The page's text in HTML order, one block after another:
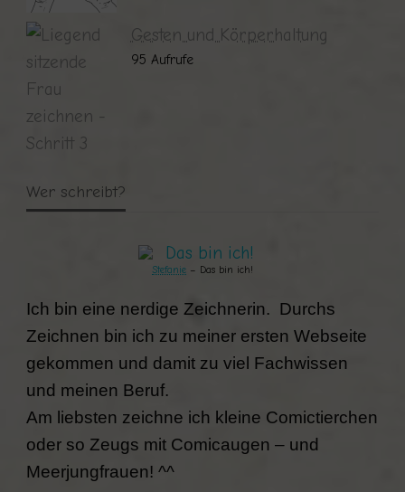
Gesten und Körperhaltung
95 Aufrufe
Wer schreibt?
Stefanie – Das bin ich!
Ich bin eine nerdige Zeichnerin. Durchs
Zeichnen bin ich zu meiner ersten Webseite
gekommen und damit zu viel Fachwissen
und meinen Beruf.
Am liebsten zeichne ich kleine Comictierchen
oder so Zeugs mit Comicaugen – und
Meerjungfrauen! ^^